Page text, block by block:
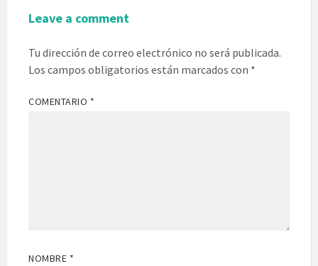
Leave a comment
Tu dirección de correo electrónico no será publicada.
Los campos obligatorios están marcados con *
COMENTARIO *
NOMBRE *